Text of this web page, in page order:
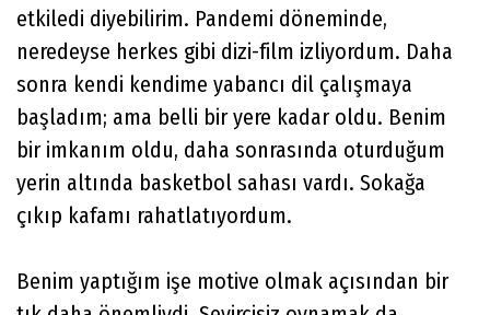
etkiledi diyebilirim. Pandemi döneminde,
neredeyse herkes gibi dizi-film izliyordum. Daha
sonra kendi kendime yabancı dil çalışmaya
başladım; ama belli bir yere kadar oldu. Benim
bir imkanım oldu, daha sonrasında oturduğum
yerin altında basketbol sahası vardı. Sokağa
çıkıp kafamı rahatlatıyordum.
Benim yaptığım işe motive olmak açısından bir